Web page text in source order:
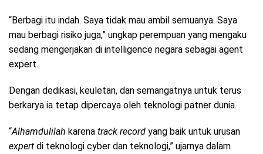
“Berbagi itu indah. Saya tidak mau ambil semuanya. Saya
mau berbagi risiko juga,” ungkap perempuan yang mengaku
sedang mengerjakan di intelligence negara sebagai agent
expert.
Dengan dedikasi, keuletan, dan semangatnya untuk terus
berkarya ia tetap dipercaya oleh teknologi patner dunia.
“Alhamdulilah karena track record yang baik untuk urusan
expert di teknologi cyber dan teknologi,” ujarnya dalam